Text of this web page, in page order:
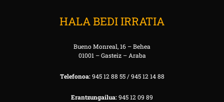
HALA BEDI IRRATIA
Bueno Monreal, 16 – Behea
01001 – Gasteiz – Araba
Telefonoa:945 12 88 55 / 945 12 14 88
Erantzungailua:945 12 09 89